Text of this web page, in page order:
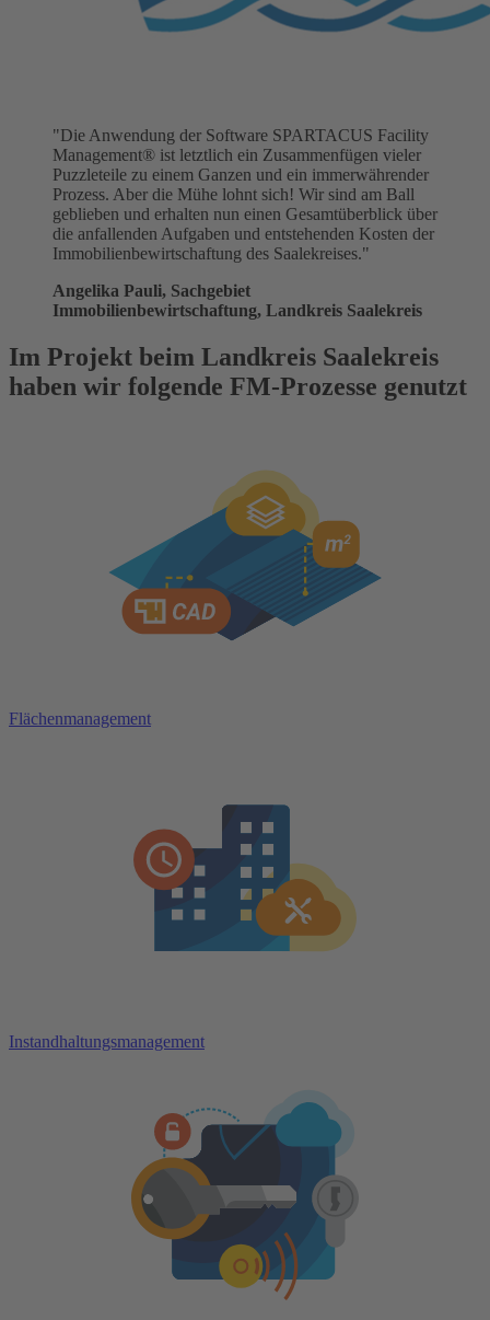
"Die Anwendung der Software SPARTACUS Facility
Management® ist letztlich ein Zusammenfügen vieler
Puzzleteile zu einem Ganzen und ein immerwährender
Prozess. Aber die Mühe lohnt sich! Wir sind am Ball
geblieben und erhalten nun einen Gesamtüberblick über
die anfallenden Aufgaben und entstehenden Kosten der
Immobilienbewirtschaftung des Saalekreises."
Angelika Pauli, Sachgebiet
Immobilienbewirtschaftung, Landkreis Saalekreis
Im Projekt beim Landkreis Saalekreis
haben wir folgende FM-Prozesse genutzt
Flächenmanagement
Instandhaltungsmanagement